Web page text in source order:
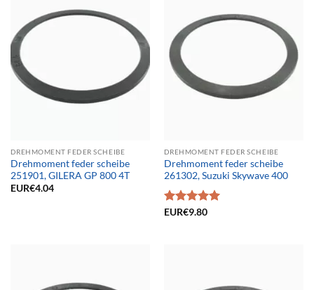
DREHMOMENT FEDER SCHEIBE
Drehmoment feder scheibe
251901, GILERA GP 800 4T
EUR€4.04
DREHMOMENT FEDER SCHEIBE
Drehmoment feder scheibe
261302, Suzuki Skywave 400
Bewertet
EUR€9.80